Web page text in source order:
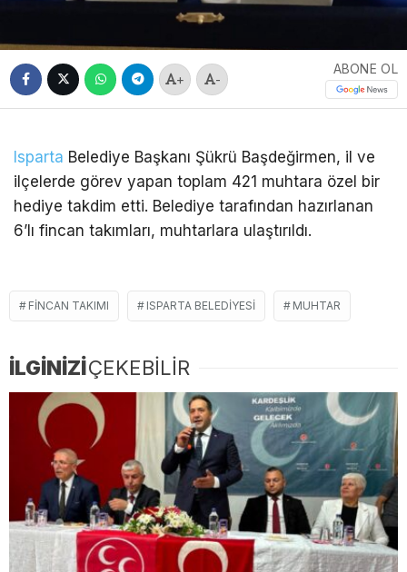
+ -
ABONE OL
Isparta Belediye Başkanı Şükrü Başdeğirmen, il ve
ilçelerde görev yapan toplam 421 muhtara özel bir
hediye takdim etti. Belediye tarafından hazırlanan
6’lı fincan takımları, muhtarlara ulaştırıldı.
FINCAN TAKIMI ISPARTA BELEDIYESI MUHTAR
İLGİNİZİÇEKEBİLİR